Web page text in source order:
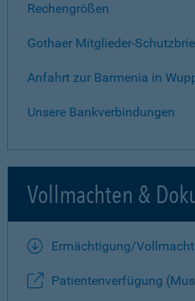
Rechengrößen
Gothaer Mitglieder-
Anfahrt zur Barmenia in
Unsere Bankverbindungen
Vollmachten &
Ermächtigung/Vollmacht
Patientenverfügung